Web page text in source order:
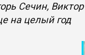
Сечин,
на целый год